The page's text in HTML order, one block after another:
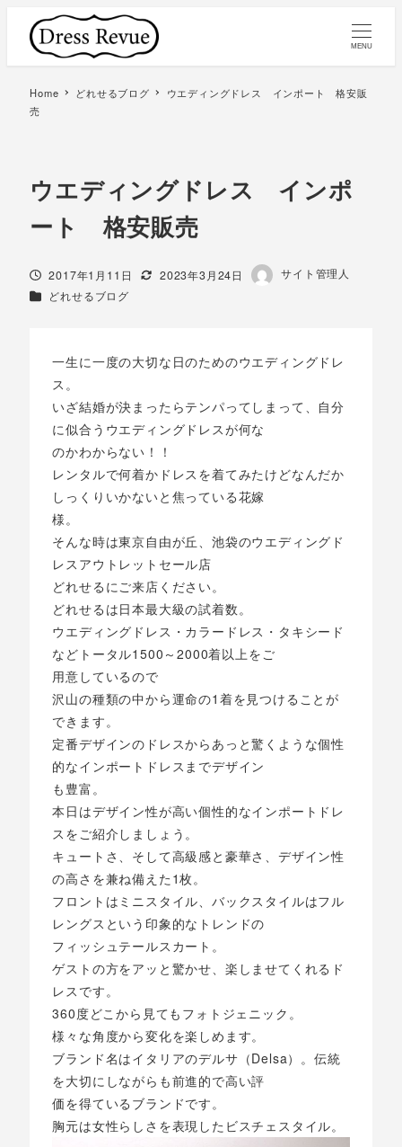
MENU
Home どれせるブログ
ウエディングドレス インポート 格安販
売
ウエディングドレス インポ
ート 格安販売
投稿日
2017年1月11日 更新日
2023年3月24日
著
サイト管理人
カテゴリー
どれせるブログ
一生に一度の大切な日のためのウエディングドレ
ス。
いざ結婚が決まったらテンパってしまって、自分
に似合うウエディングドレスが何な
のかわからない！！
レンタルで何着かドレスを着てみたけどなんだか
しっくりいかないと焦っている花嫁
様。
そんな時は東京自由が丘、池袋のウエディングド
レスアウトレットセール店
どれせるにご来店ください。
どれせるは日本最大級の試着数。
ウエディングドレス・カラードレス・タキシード
などトータル1500～2000着以上をご
用意しているので
沢山の種類の中から運命の1着を見つけることが
できます。
定番デザインのドレスからあっと驚くような個性
的なインポートドレスまでデザイン
も豊富。
本日はデザイン性が高い個性的なインポートドレ
スをご紹介しましょう。
キュートさ、そして高級感と豪華さ、デザイン性
の高さを兼ね備えた1枚。
フロントはミニスタイル、バックスタイルはフル
レングスという印象的なトレンドの
フィッシュテールスカート。
ゲストの方をアッと驚かせ、楽しませてくれるド
レスです。
360度どこから見てもフォトジェニック。
様々な角度から変化を楽しめます。
ブランド名はイタリアのデルサ（Delsa）。伝統
を大切にしながらも前進的で高い評
価を得ているブランドです。
胸元は女性らしさを表現したビスチェスタイル。